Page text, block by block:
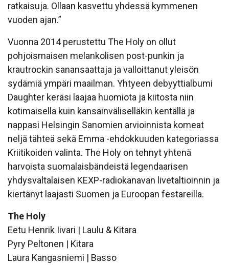
ratkaisuja. Ollaan kasvettu yhdessä kymmenen
vuoden ajan.”
Vuonna 2014 perustettu The Holy on ollut
pohjoismaisen melankolisen post-punkin ja
krautrockin sanansaattaja ja valloittanut yleisön
sydämiä ympäri maailman. Yhtyeen debyyttialbumi
Daughter keräsi laajaa huomiota ja kiitosta niin
kotimaisella kuin kansainväliselläkin kentällä ja
nappasi Helsingin Sanomien arvioinnista komeat
neljä tähteä sekä Emma -ehdokkuuden kategoriassa
Kriitikoiden valinta. The Holy on tehnyt yhtenä
harvoista suomalaisbändeistä legendaarisen
yhdysvaltalaisen KEXP-radiokanavan livetaltioinnin ja
kiertänyt laajasti Suomen ja Euroopan festareilla.
The Holy
Eetu Henrik Iivari | Laulu & Kitara
Pyry Peltonen | Kitara
Laura Kangasniemi | Basso